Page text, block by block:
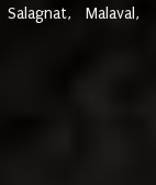
Malaval,